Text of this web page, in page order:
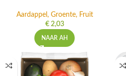
Aardappel, Groente, Fruit
€2,03
NAAR AH